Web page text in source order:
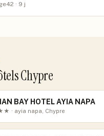
· 9 j
Chypre
BAY HOTEL AYIA NAPA
ayia napa, Chypre